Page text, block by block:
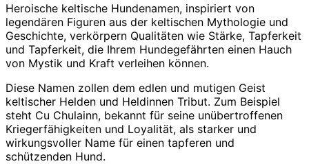
Heroische keltische Hundenamen, inspiriert von
legendären Figuren aus der keltischen Mythologie und
Geschichte, verkörpern Qualitäten wie Stärke, Tapferkeit
und Tapferkeit, die Ihrem Hundegefährten einen Hauch
von Mystik und Kraft verleihen können.
Diese Namen zollen dem edlen und mutigen Geist
keltischer Helden und Heldinnen Tribut. Zum Beispiel
steht Cu Chulainn, bekannt für seine unübertroffenen
Kriegerfähigkeiten und Loyalität, als starker und
wirkungsvoller Name für einen tapferen und
schützenden Hund.